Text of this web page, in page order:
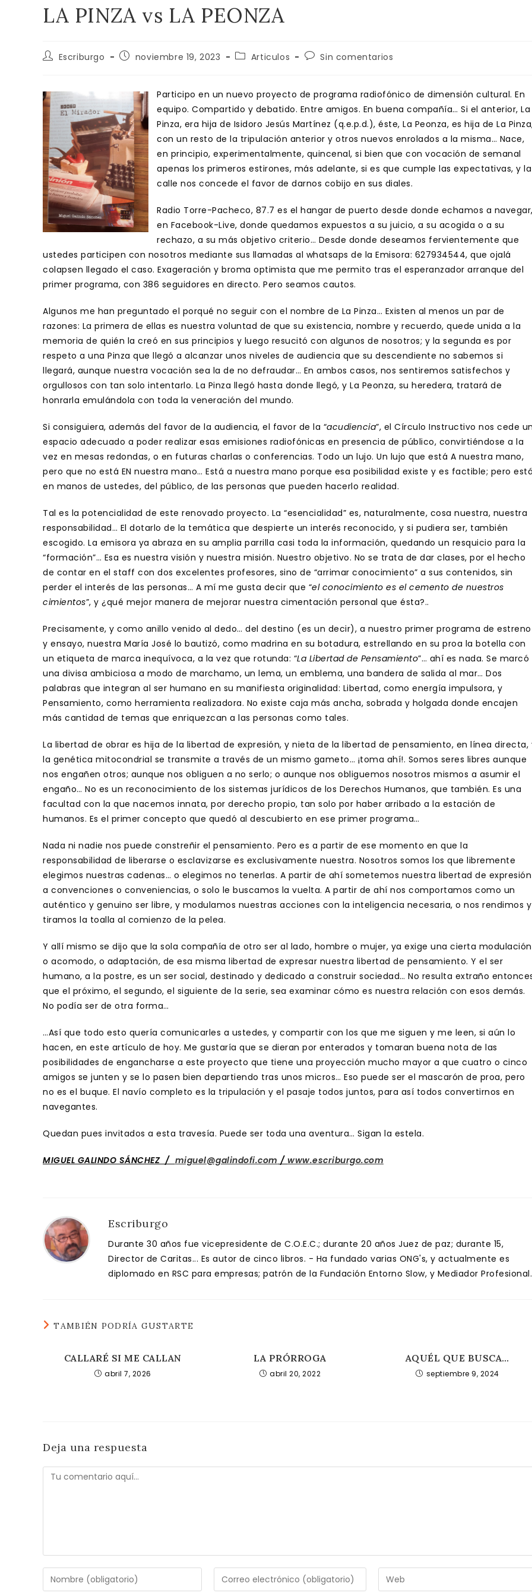
LA PINZA vs LA PEONZA
Autor
entrada:
Escriburgo
Publicación
entrada:
noviembre 19, 2023
Categoría
Articulos
Comentarios
entrada:
Sin comentarios
Participo en un nuevo proyecto de programa radiofónico de dimensión cultural. En
equipo. Compartido y debatido. Entre amigos. En buena compañía… Si el anterior, La
Pinza, era hija de Isidoro Jesús Martínez (q.e.p.d.), éste, La Peonza, es hija de La
con un resto de la tripulación anterior y otros nuevos enrolados a la misma… Nace,
en principio, experimentalmente, quincenal, si bien que con vocación de semanal
apenas los primeros estirones, más adelante, si es que cumple las expectativas, y la
calle nos concede el favor de darnos cobijo en sus diales.
Radio Torre-Pacheco, 87.7 es el hangar de puerto desde donde echamos a
en Facebook-Live, donde quedamos expuestos a su juicio, a su acogida o a su
rechazo, a su más objetivo criterio… Desde donde deseamos fervientemente que
ustedes participen con nosotros mediante sus llamadas al whatsaps de la Emisora: 627934544, que ojalá
colapsen llegado el caso. Exageración y broma optimista que me permito tras el esperanzador arranque del
primer programa, con 386 seguidores en directo. Pero seamos cautos.
Algunos me han preguntado el porqué no seguir con el nombre de La Pinza… Existen al menos un par de
razones: La primera de ellas es nuestra voluntad de que su existencia, nombre y recuerdo, quede unida a la
memoria de quién la creó en sus principios y luego resucitó con algunos de nosotros; y la segunda es por
respeto a una Pinza que llegó a alcanzar unos niveles de audiencia que su descendiente no sabemos si
llegará, aunque nuestra vocación sea la de no defraudar… En ambos casos, nos sentiremos satisfechos y
orgullosos con tan solo intentarlo. La Pinza llegó hasta donde llegó, y La Peonza, su heredera, tratará de
honrarla emulándola con toda la veneración del mundo.
Si consiguiera, además del favor de la audiencia, el favor de la “acudiencia”, el Círculo Instructivo nos cede
espacio adecuado a poder realizar esas emisiones radiofónicas en presencia de público, convirtiéndose a la
vez en mesas redondas, o en futuras charlas o conferencias. Todo un lujo. Un lujo que está A nuestra mano,
pero que no está EN nuestra mano… Está a nuestra mano porque esa posibilidad existe y es factible; pero
en manos de ustedes, del público, de las personas que pueden hacerlo realidad.
Tal es la potencialidad de este renovado proyecto. La “esencialidad” es, naturalmente, cosa nuestra, nuestra
responsabilidad… El dotarlo de la temática que despierte un interés reconocido, y si pudiera ser, también
escogido. La emisora ya abraza en su amplia parrilla casi toda la información, quedando un resquicio para la
“formación”… Esa es nuestra visión y nuestra misión. Nuestro objetivo. No se trata de dar clases, por el hecho
de contar en el staff con dos excelentes profesores, sino de “arrimar conocimiento” a sus contenidos, sin
perder el interés de las personas… A mí me gusta decir que “el conocimiento es el cemento de nuestros
cimientos”, y ¿qué mejor manera de mejorar nuestra cimentación personal que ésta?..
Precisamente, y como anillo venido al dedo… del destino (es un decir), a nuestro primer programa de estreno
y ensayo, nuestra María José lo bautizó, como madrina en su botadura, estrellando en su proa la botella con
un etiqueta de marca inequívoca, a la vez que rotunda: “La Libertad de Pensamiento”… ahí es nada. Se marcó
una divisa ambiciosa a modo de marchamo, un lema, un emblema, una bandera de salida al mar… Dos
palabras que integran al ser humano en su manifiesta originalidad: Libertad, como energía impulsora, y
Pensamiento, como herramienta realizadora. No existe caja más ancha, sobrada y holgada donde encajen
más cantidad de temas que enriquezcan a las personas como tales.
La libertad de obrar es hija de la libertad de expresión, y nieta de la libertad de pensamiento, en línea directa,
la genética mitocondrial se transmite a través de un mismo gameto… ¡toma ahí!. Somos seres libres aunque
nos engañen otros; aunque nos obliguen a no serlo; o aunque nos obliguemos nosotros mismos a asumir el
engaño… No es un reconocimiento de los sistemas jurídicos de los Derechos Humanos, que también. Es una
facultad con la que nacemos innata, por derecho propio, tan solo por haber arribado a la estación de
humanos. Es el primer concepto que quedó al descubierto en ese primer programa…
Nada ni nadie nos puede constreñir el pensamiento. Pero es a partir de ese momento en que la
responsabilidad de liberarse o esclavizarse es exclusivamente nuestra. Nosotros somos los que libremente
elegimos nuestras cadenas… o elegimos no tenerlas. A partir de ahí sometemos nuestra libertad de expresión
a convenciones o conveniencias, o solo le buscamos la vuelta. A partir de ahí nos comportamos como un
auténtico y genuino ser libre, y modulamos nuestras acciones con la inteligencia necesaria, o nos rendimos y
tiramos la toalla al comienzo de la pelea.
Y allí mismo se dijo que la sola compañía de otro ser al lado, hombre o mujer, ya exige una cierta
o acomodo, o adaptación, de esa misma libertad de expresar nuestra libertad de pensamiento. Y el ser
humano, a la postre, es un ser social, destinado y dedicado a construir sociedad… No resulta extraño
que el próximo, el segundo, el siguiente de la serie, sea examinar cómo es nuestra relación con esos demás.
No podía ser de otra forma…
…Así que todo esto quería comunicarles a ustedes, y compartir con los que me siguen y me leen, si aún lo
hacen, en este artículo de hoy. Me gustaría que se dieran por enterados y tomaran buena nota de las
posibilidades de engancharse a este proyecto que tiene una proyección mucho mayor a que cuatro o cinco
amigos se junten y se lo pasen bien departiendo tras unos micros… Eso puede ser el mascarón de proa, pero
no es el buque. El navío completo es la tripulación y el pasaje todos juntos, para así todos convertirnos en
navegantes.
Quedan pues invitados a esta travesía. Puede ser toda una aventura… Sigan la estela.
MIGUEL GALINDO SÁNCHEZ / miguel@galindofi.com / www.escriburgo.com
Escriburgo
Durante 30 años fue vicepresidente de C.O.E.C.; durante 20 años Juez de paz; durante 15,
Director de Caritas... Es autor de cinco libros. - Ha fundado varias ONG's, y actualmente es
diplomado en RSC para empresas; patrón de la Fundación Entorno Slow, y Mediador Profesional.
TAMBIÉN PODRÍA GUSTARTE
CALLARÉ SI ME CALLAN
abril 7, 2026
LA PRÓRROGA
abril 20, 2022
AQUÉL QUE BUSCA…
septiembre 9, 2024
Deja una respuesta
Comentario
Introduce
tu
Introduce
tu
Introduce
la